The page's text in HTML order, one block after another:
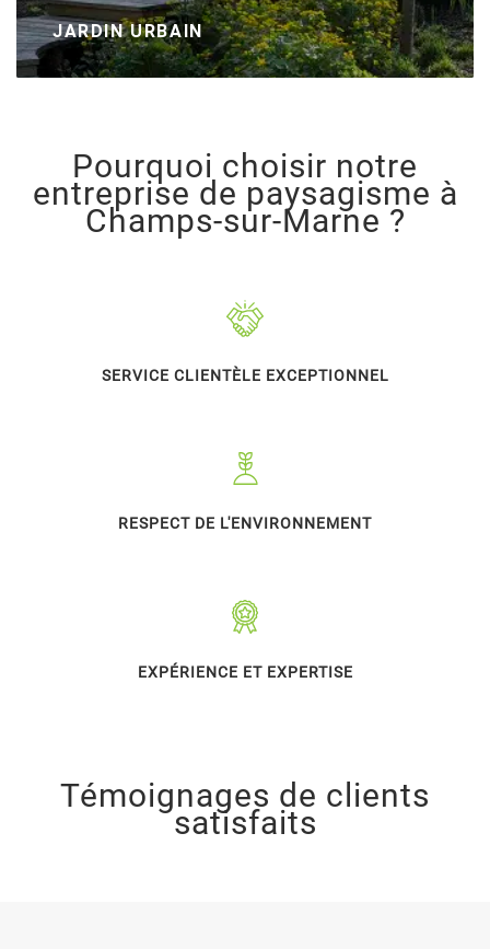
JARDIN URBAIN
Pourquoi choisir notre
entreprise de paysagisme à
Champs-sur-Marne ?
SERVICE CLIENTÈLE EXCEPTIONNEL
RESPECT DE L'ENVIRONNEMENT
EXPÉRIENCE ET EXPERTISE
Témoignages de clients
satisfaits